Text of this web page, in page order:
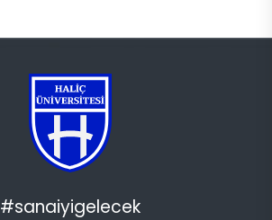
#sanaiyigelecek